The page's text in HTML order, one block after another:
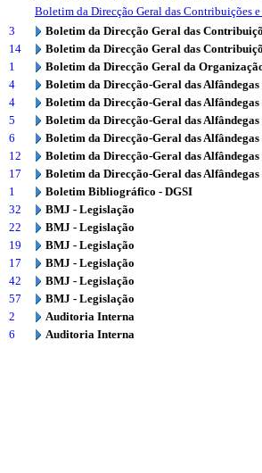
Boletim da Direcção Geral das Contribuições
3
Boletim da Direcção Geral das
14
Boletim da Direcção Geral das
1
Boletim da Direcção Geral da
4
Boletim da Direcção-Geral das Alfândegas
4
Boletim da Direcção-Geral das Alfândegas
5
Boletim da Direcção-Geral das Alfândegas
6
Boletim da Direcção-Geral das Alfândegas
12
Boletim da Direcção-Geral das Alfândegas
17
Boletim da Direcção-Geral das Alfândegas
1
Boletim Bibliográfico - DGSI
32
BMJ - Legislação
22
BMJ - Legislação
19
BMJ - Legislação
17
BMJ - Legislação
42
BMJ - Legislação
57
BMJ - Legislação
2
Auditoria Interna
6
Auditoria Interna